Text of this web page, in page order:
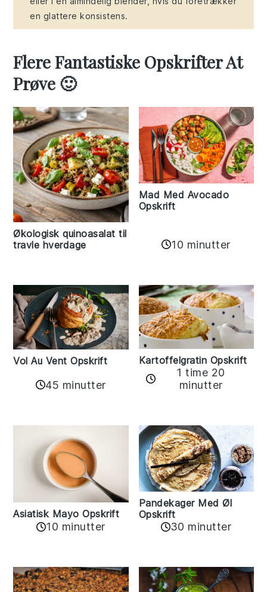
en glattere konsistens.
Flere Fantastiske Opskrifter At
Prøve 🙂
Økologisk quinoasalat til
travle hverdage
Mad Med Avocado
Opskrift
10 minutter
Vol Au Vent Opskrift
45 minutter
Kartoffelgratin Opskrift
1 time 20
minutter
Asiatisk Mayo Opskrift
10 minutter
Pandekager Med Øl
Opskrift
30 minutter